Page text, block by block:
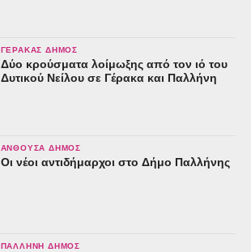
ΓΈΡΑΚΑΣ ΔΉΜΟΣ
Δύο κρούσματα λοίμωξης από τον ιό του
Δυτικού Νείλου σε Γέρακα και Παλλήνη
ΑΝΘΟΎΣΑ ΔΉΜΟΣ
Οι νέοι αντιδήμαρχοι στο Δήμο Παλλήνης
ΠΑΛΛΉΝΗ ΔΉΜΟΣ